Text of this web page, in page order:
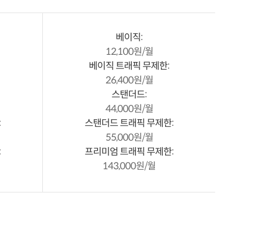
베이직:
12,100원/월
베이직 트래픽 무제한:
26,400원/월
스탠더드:
44,000원/월
스탠더드 트래픽 무제한:
55,000원/월
프리미엄 트래픽 무제한:
143,000원/월